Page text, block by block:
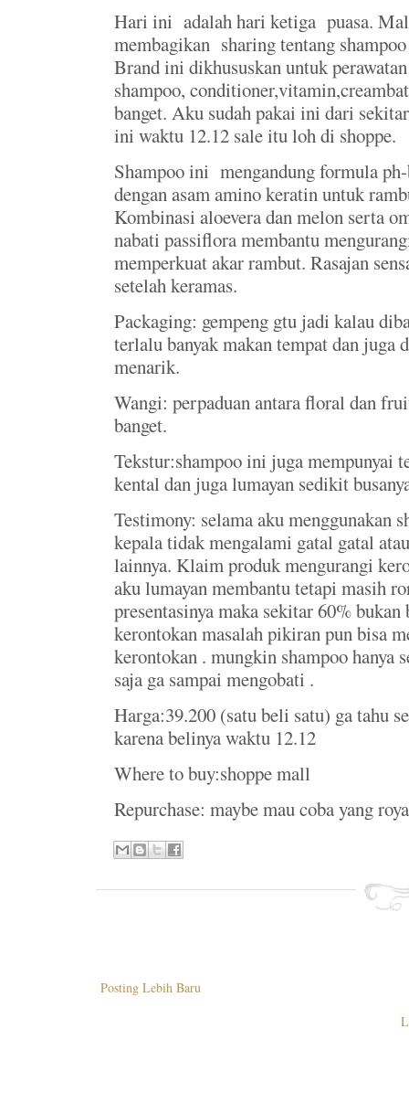
Hari ini adalah hari ketiga puasa.
membagikan sharing tentang
Brand ini dikhususkan untuk
shampoo,
banget. Aku sudah pakai ini dari
ini waktu 12.12 sale itu loh di shoppe.
Shampoo ini mengandung formula
dengan asam amino keratin untuk
Kombinasi aloevera dan melon serta
nabati passiflora membantu
memperkuat akar rambut. Rasajan
setelah keramas.
Packaging: gempeng gtu jadi kalau
terlalu banyak makan tempat dan juga
menarik.
Wangi: perpaduan antara floral dan
banget.
Tekstur:shampoo ini juga mempunyai
kental dan juga lumayan sedikit
Testimony: selama aku menggunakan
kepala tidak mengalami gatal gatal
lainnya. Klaim produk mengurangi
aku lumayan membantu tetapi masih
presentasinya maka sekitar 60%
kerontokan masalah pikiran pun bisa
kerontokan . mungkin shampoo hanya
saja ga sampai mengobati .
Harga:39.200 (satu beli satu) ga tahu
karena belinya waktu 12.12
Where to buy:shoppe mall
Repurchase: maybe mau coba yang
Posting Lebih Baru